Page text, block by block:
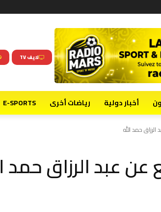
لايف TV
أخبار دولية رياضات أخرى E-SPORTS
حمد الله
عبد الرزاق حمد